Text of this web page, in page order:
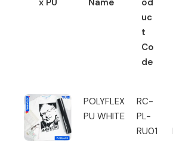
uc
t
Co
de
Rhinofle
x PU
Item
Name
Pr
od
uc
POLYFLEX
PU WHITE
RC-
PL-
RU01